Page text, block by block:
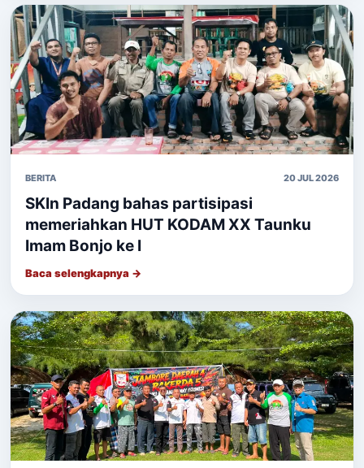
BERITA 20 JUL 2026
SKIn Padang bahas partisipasi
memeriahkan HUT KODAM XX Taunku
Imam Bonjo ke I
Baca selengkapnya →